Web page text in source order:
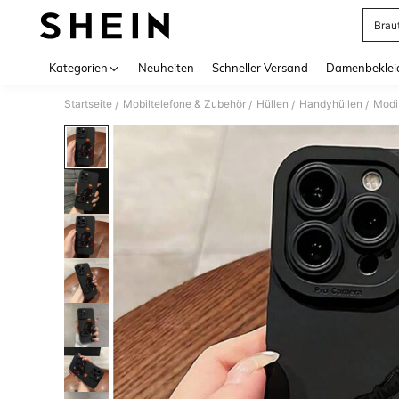
Kategorien Neuheiten Schneller Versand
Startseite / Mobiltelefone & Zubehör / Hüllen / Handyhüllen /